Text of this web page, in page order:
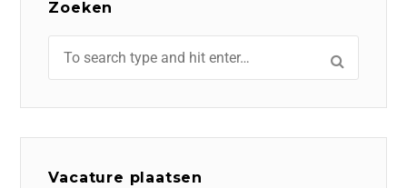
Zoeken
Vacature plaatsen